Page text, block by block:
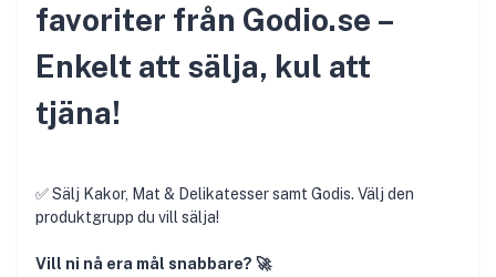
favoriter från Godio.se –
Enkelt att sälja, kul att
tjäna!
✅ Sälj Kakor, Mat & Delikatesser samt Godis. Välj den
produktgrupp du vill sälja!
Vill ni nå era mål snabbare? 🚀